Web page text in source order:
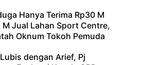
Hanya Terima Rp30 M
M Jual Lahan Sport Centre,
Oknum Tokoh Pemuda
dengan Arief, Pj